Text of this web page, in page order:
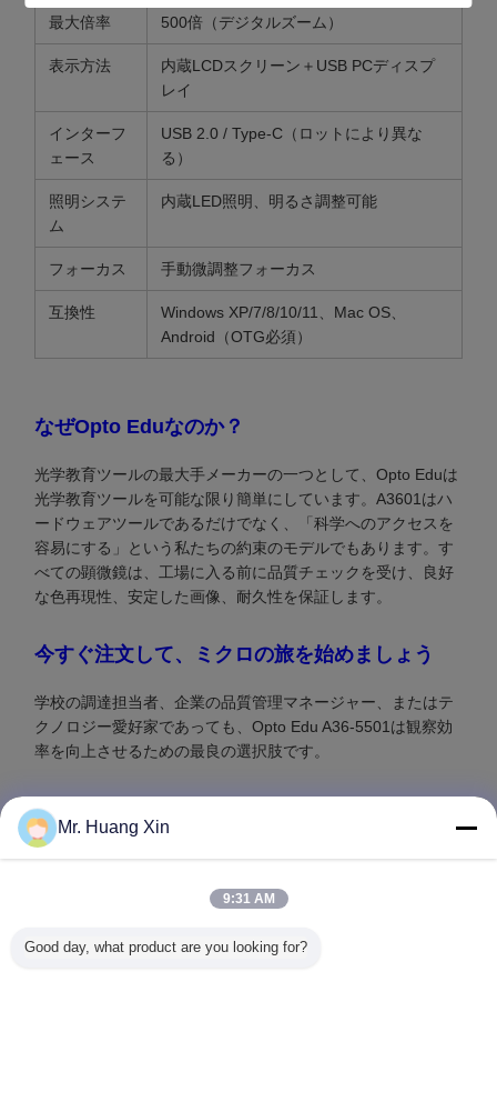
最大倍率 500倍（デジタルズーム）
表示方法
内蔵LCDスクリーン＋USB PCディスプ
レイ
インターフ
ェース
USB 2.0 / Type-C（ロットにより異な
る）
照明システ
ム
内蔵LED照明、明るさ調整可能
フォーカス 手動微調整フォーカス
互換性
Windows XP/7/8/10/11、Mac OS、
Android（OTG必須）
なぜOpto Eduなのか？
光学教育ツールの最大手メーカーの一つとして、Opto Eduは
光学教育ツールを可能な限り簡単にしています。A3601はハ
ードウェアツールであるだけでなく、「科学へのアクセスを
容易にする」という私たちの約束のモデルでもあります。す
べての顕微鏡は、工場に入る前に品質チェックを受け、良好
な色再現性、安定した画像、耐久性を保証します。
今すぐ注文して、ミクロの旅を始めましょう
学校の調達担当者、企業の品質管理マネージャー、またはテ
クノロジー愛好家であっても、Opto Edu A36-5501は観察効
率を向上させるための最良の選択肢です。
Recommended Products
Mr. Huang Xin
9:31 AM
Good day, what product are you looking for?